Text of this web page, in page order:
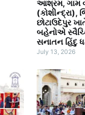
આશ્રમ, ગામ
(કોશીન્દ્રા),
છોટાઉદેપુર
બહેનોએ
સનાતન હિંદુ
July 13, 2026